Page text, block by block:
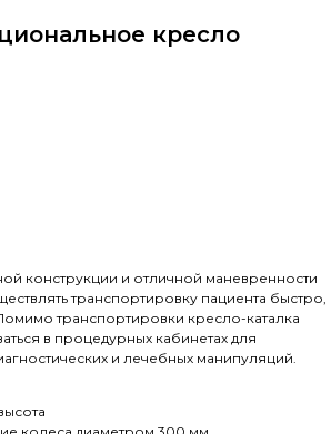
кресло
конструкции и отличной маневренности
транспортировку пациента быстро,
транспортировки кресло-каталка
в процедурных кабинетах для
и лечебных манипуляций.